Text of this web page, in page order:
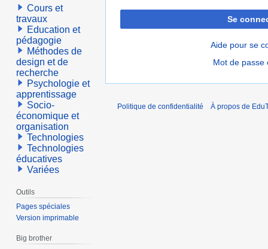
Se
Aide pour se
Mot de passe
Cours et
travaux
Education et
pédagogie
Méthodes de
design et de
recherche
Psychologie et
apprentissage
Socio-
économique et
organisation
Technologies
Technologies
éducatives
Variées
Outils
Pages spéciales
Version imprimable
Big brother
Politique de confidentialité À propos de